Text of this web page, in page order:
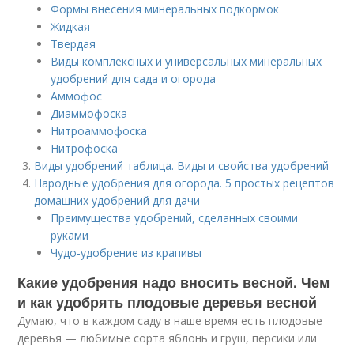
Формы внесения минеральных подкормок
Жидкая
Твердая
Виды комплексных и универсальных минеральных
удобрений для сада и огорода
Аммофос
Диаммофоска
Нитроаммофоска
Нитрофоска
Виды удобрений таблица. Виды и свойства удобрений
Народные удобрения для огорода. 5 простых рецептов
домашних удобрений для дачи
Преимущества удобрений, сделанных своими
руками
Чудо-удобрение из крапивы
Какие удобрения надо вносить весной. Чем
и как удобрять плодовые деревья весной
Думаю, что в каждом саду в наше время есть плодовые
деревья — любимые сорта яблонь и груш, персики или